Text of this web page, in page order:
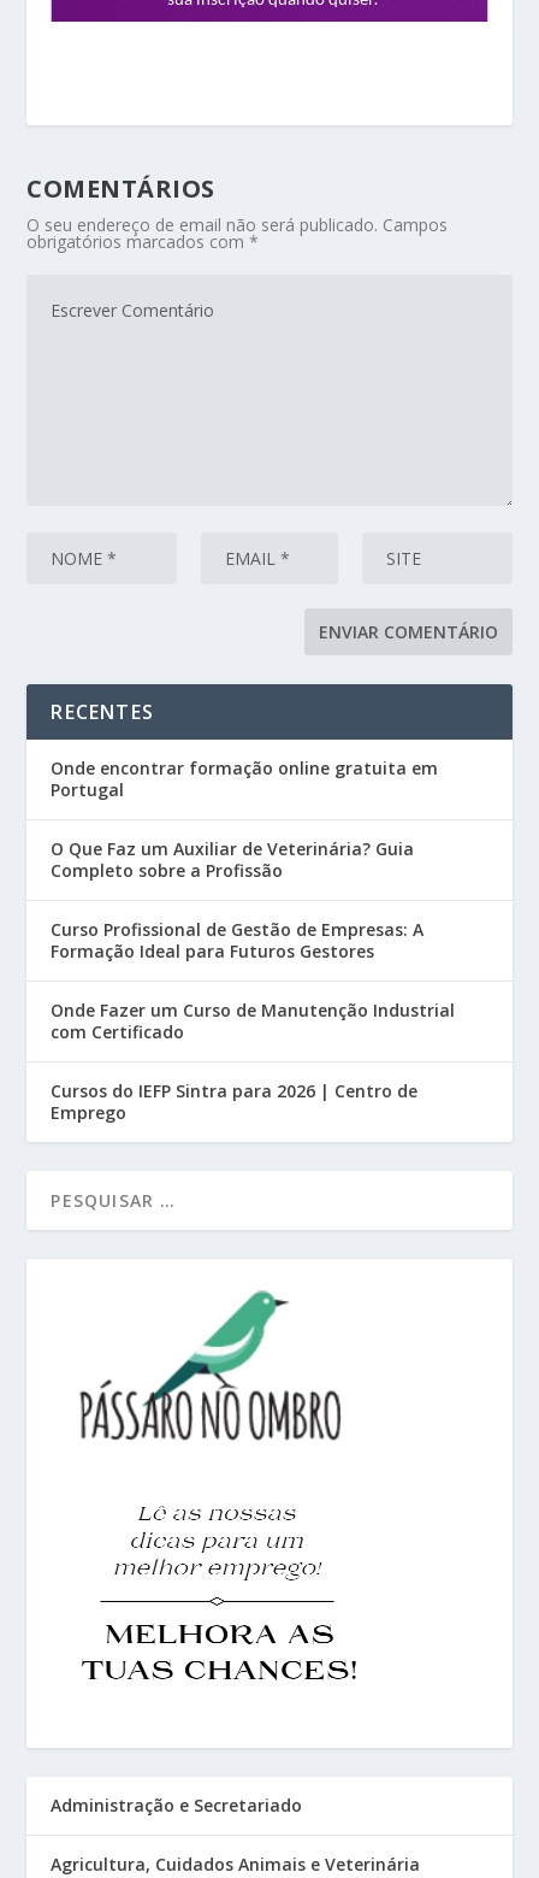
COMENTÁRIOS
O seu endereço de email não será publicado. Campos
obrigatórios marcados com*
RECENTES
Onde encontrar formação online gratuita em
Portugal
O Que Faz um Auxiliar de Veterinária? Guia
Completo sobre a Profissão
Curso Profissional de Gestão de Empresas: A
Formação Ideal para Futuros Gestores
Onde Fazer um Curso de Manutenção Industrial
com Certificado
Cursos do IEFP Sintra para 2026 | Centro de
Emprego
Administração e Secretariado
Agricultura, Cuidados Animais e Veterinária